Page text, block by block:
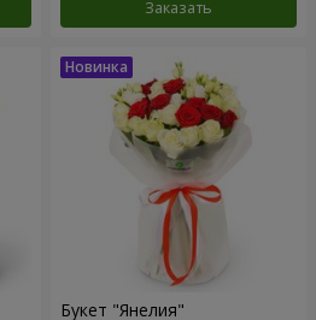
Заказать
Букет "Янелия"